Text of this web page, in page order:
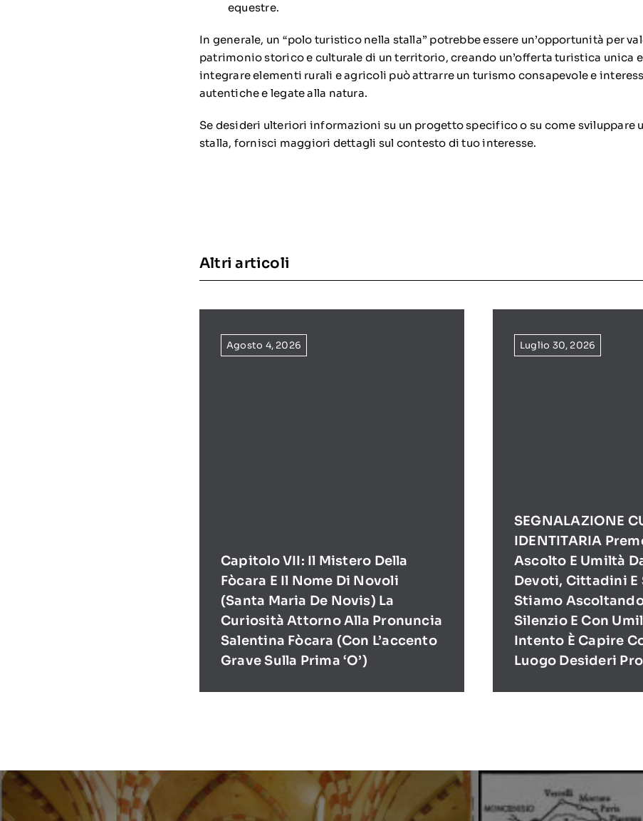
equestre.
In generale, un “polo turistico nella stalla” potrebbe essere un’opportunità per
patrimonio storico e culturale di un territorio, creando un’offerta turistica unica
integrare elementi rurali e agricoli può attrarre un turismo consapevole e
autentiche e legate alla natura.
Se desideri ulteriori informazioni su un progetto specifico o su come sviluppare
stalla, fornisci maggiori dettagli sul contesto di tuo interesse.
Altri articoli
Agosto 4, 2026
Capitolo VII: Il Mistero Della
Fòcara E Il Nome Di Novoli
(Santa Maria De Novis) La
Curiosità Attorno Alla Pronuncia
Salentina Fòcara (con L’accento
Grave Sulla Prima ‘O’)
Luglio 30, 2026
SEGNALAZIONE
IDENTITARIA
Ascolto E Umiltà
Devoti, Cittadini E
Stiamo
Silenzio E Con
Intento È Capire
Luogo Desideri